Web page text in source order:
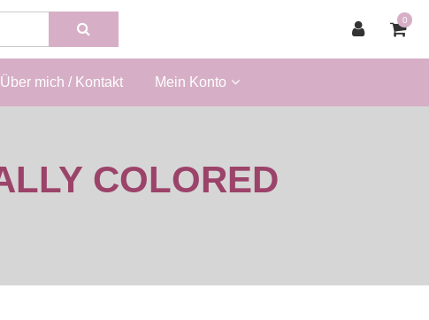
0
Über mich / Kontakt Mein Konto
COLORED